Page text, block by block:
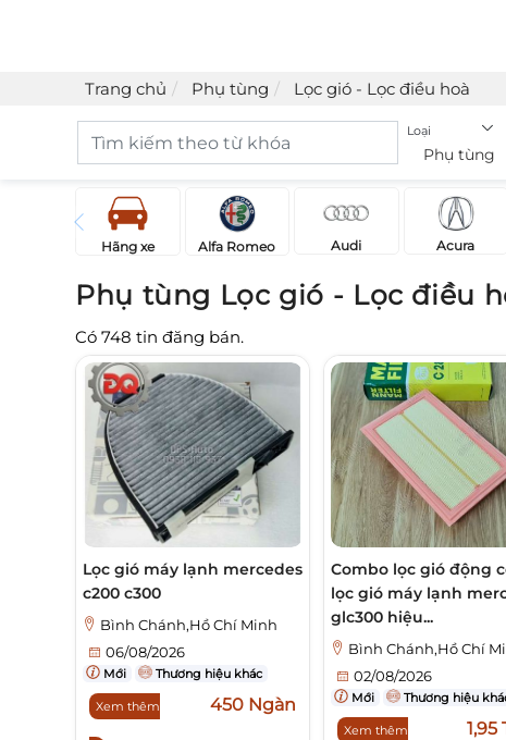
Trang chủ Phụ tùng Lọc gió - Lọc điều hoà
Loại
Phụ tùng
Hãng xe Alfa Romeo Audi Acura
Phụ tùng Lọc gió - Lọc điều
Có 748 tin đăng bán.
Lọc gió máy lạnh mercedes
c200 c300
Bình Chánh,Hồ Chí Minh
06/08/2026
Mới Thương hiệu khác
Xem thêm 450 Ngàn
Combo lọc gió động
lọc gió máy lạnh
glc300 hiệu...
Bình Chánh,Hồ Chí
02/08/2026
Mới Thương hiệu
Xem thêm 1,95